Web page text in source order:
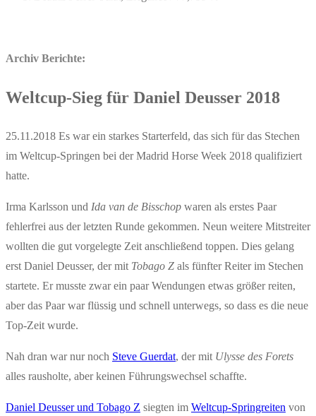
Archiv Berichte:
Weltcup-Sieg für Daniel Deusser 2018
25.11.2018 Es war ein starkes Starterfeld, das sich für das Stechen
im Weltcup-Springen bei der Madrid Horse Week 2018 qualifiziert
hatte.
Irma Karlsson und Ida van de Bisschop waren als erstes Paar
fehlerfrei aus der letzten Runde gekommen. Neun weitere Mitstreiter
wollten die gut vorgelegte Zeit anschließend toppen. Dies gelang
erst Daniel Deusser, der mit Tobago Z als fünfter Reiter im Stechen
startete. Er musste zwar ein paar Wendungen etwas größer reiten,
aber das Paar war flüssig und schnell unterwegs, so dass es die neue
Top-Zeit wurde.
Nah dran war nur noch Steve Guerdat, der mit Ulysse des Forets
alles rausholte, aber keinen Führungswechsel schaffte.
Daniel Deusser und Tobago Z siegten im Weltcup-Springreiten von